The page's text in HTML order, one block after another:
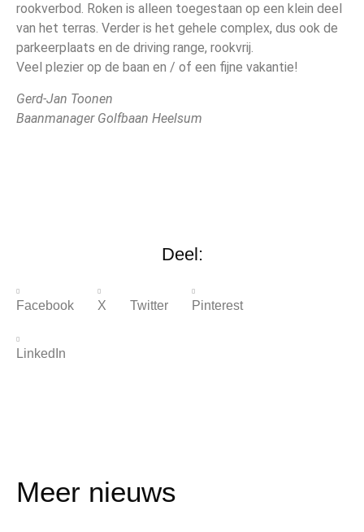
rookverbod. Roken is alleen toegestaan op een klein deel
van het terras. Verder is het gehele complex, dus ook de
parkeerplaats en de driving range, rookvrij.
Veel plezier op de baan en / of een fijne vakantie!
Gerd-Jan Toonen
Baanmanager Golfbaan Heelsum
Deel:
Facebook X Twitter Pinterest
LinkedIn
Meer nieuws